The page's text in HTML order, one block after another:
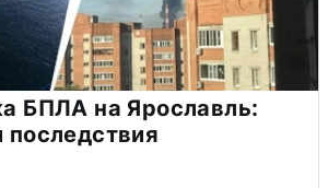
БПЛА на Ярославль:
последствия